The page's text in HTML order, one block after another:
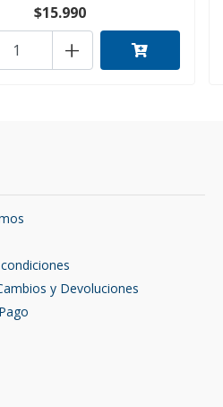
$15.990
+
y Devoluciones